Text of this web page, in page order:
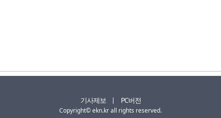
기사제보 PC버전
Copyright© ekn.kr all rights reserved.